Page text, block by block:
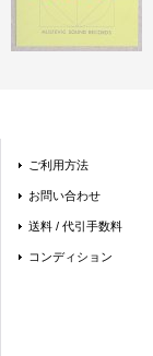
ご利用方法
お問い合わせ
送料 / 代引手数料
コンディション